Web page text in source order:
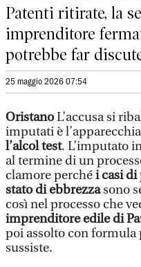
Patenti ritirate, la
imprenditore
potrebbe far
25 maggio 2026 07:54
OristanoL’accusa si
imputati è
l’alcol test. L’imputato
al termine di un
clamore perchéi casi
stato di ebbrezzasono
così nel processo che
imprenditore edile di
poi assolto con
sussiste.